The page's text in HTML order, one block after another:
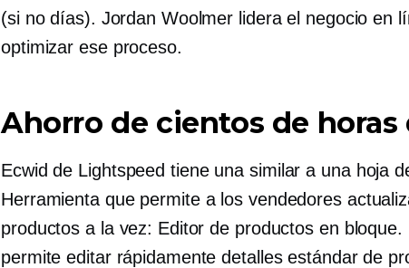
(si no días). Jordan Woolmer lidera el negocio en
optimizar ese proceso.
Ahorro de cientos de horas
Ecwid de Lightspeed tiene una similar a una hoja
Herramienta que permite a los vendedores
productos a la vez: Editor de productos en
permite editar rápidamente detalles estándar de